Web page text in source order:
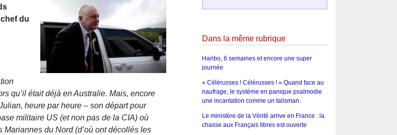
du
qu’il était déjà en Australie. Mais, encore
heure par heure – son départ pour
militaire US (et non pas de la CIA) où
du Nord (d’où ont décollés les
Dans la même rubrique
Haribo, 6 semaines et encore une super
journée
« Célérusses ! Célérusses ! » Quand face au
naufrage, le système en panique psalmodie
une incantation comme un talisman.
Le ministère de la Vérité arrive en France : la
chasse aux Français libres est ouverte